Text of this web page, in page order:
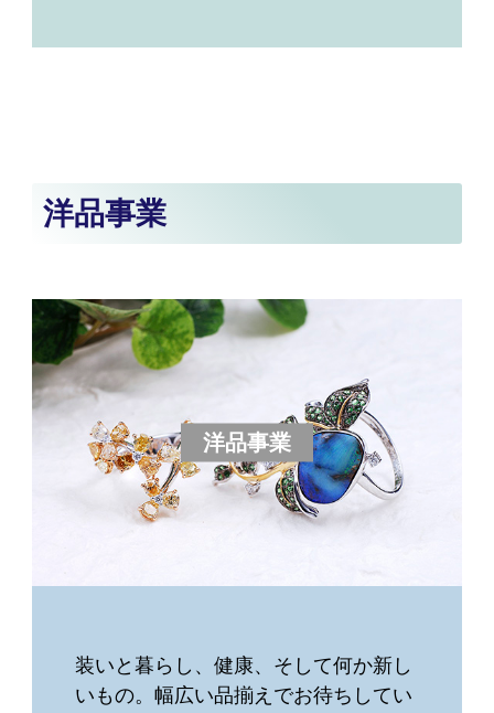
洋品事業
洋品事業
装いと暮らし、健康、そして何か新し
いもの。幅広い品揃えでお待ちしてい